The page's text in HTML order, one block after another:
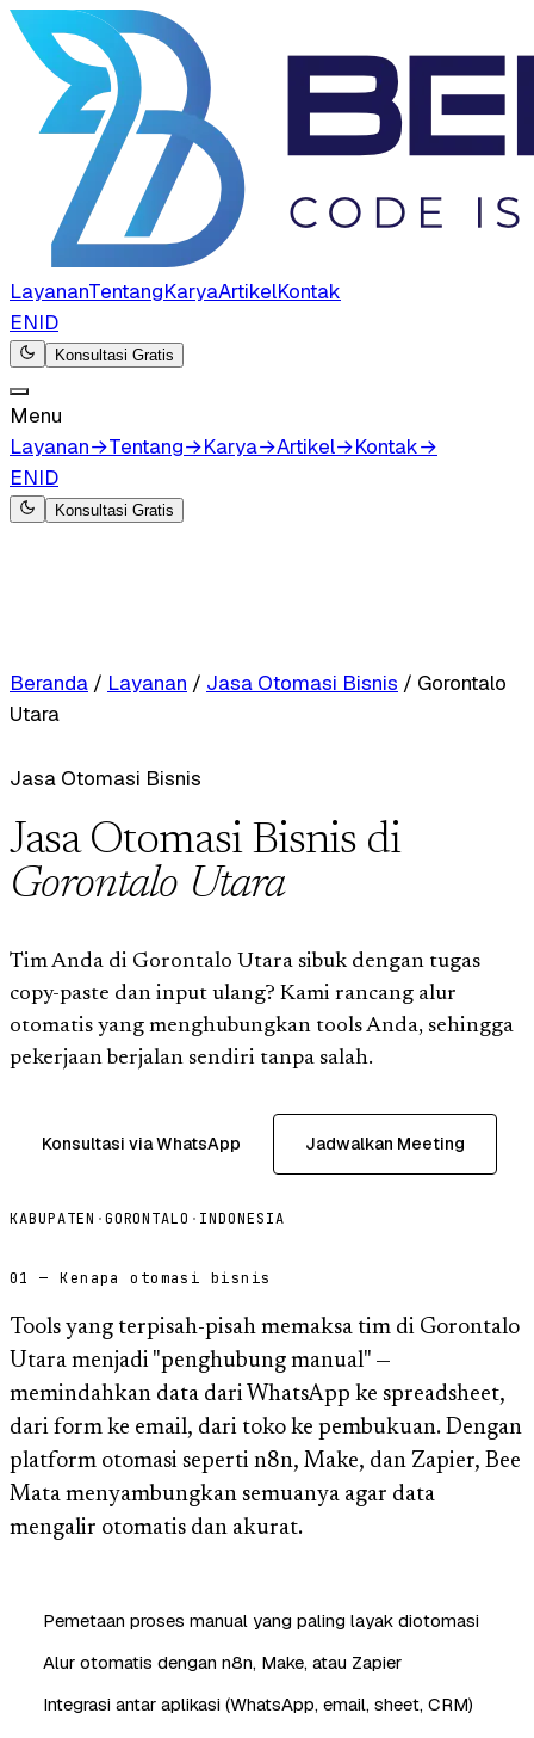
LayananTentangKaryaArtikelKontak
ENID
Konsultasi Gratis
Menu
Layanan→Tentang→Karya→Artikel→Kontak→
ENID
Konsultasi Gratis
Beranda / Layanan / Jasa Otomasi Bisnis / Gorontalo
Utara
Jasa Otomasi Bisnis
Jasa Otomasi Bisnis di
Gorontalo Utara
Tim Anda di Gorontalo Utara sibuk dengan tugas
copy-paste dan input ulang? Kami rancang alur
otomatis yang menghubungkan tools Anda, sehingga
pekerjaan berjalan sendiri tanpa salah.
Konsultasi via WhatsApp Jadwalkan Meeting
KABUPATEN ·GORONTALO · INDONESIA
01 — Kenapa otomasi bisnis
Tools yang terpisah-pisah memaksa tim di Gorontalo
Utara menjadi "penghubung manual" —
memindahkan data dari WhatsApp ke spreadsheet,
dari form ke email, dari toko ke pembukuan. Dengan
platform otomasi seperti n8n, Make, dan Zapier, Bee
Mata menyambungkan semuanya agar data
mengalir otomatis dan akurat.
Pemetaan proses manual yang paling layak diotomasi
Alur otomatis dengan n8n, Make, atau Zapier
Integrasi antar aplikasi (WhatsApp, email, sheet, CRM)